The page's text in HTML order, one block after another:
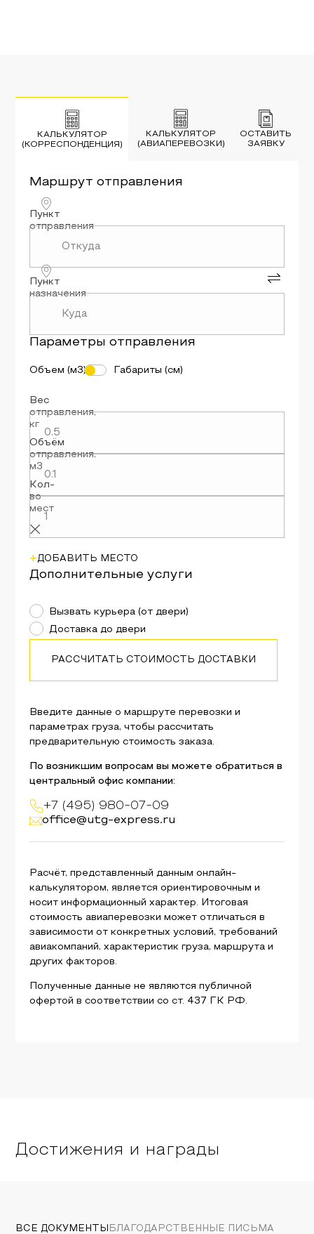
КАЛЬКУЛЯТОР
(КОРРЕСПОНДЕНЦИЯ)
КАЛЬКУЛЯТОР
(АВИАПЕРЕВОЗКИ)
ОСТАВИТЬ
ЗАЯВКУ
Введите данные о маршруте перевозки и
параметрах груза, чтобы рассчитать
предварительную стоимость заказа.
По возникшим вопросам вы можете обратиться в
центральный офис компании:
+7 (495) 980-07-09
office@utg-express.ru
Расчёт, представленный данным онлайн-
калькулятором, является ориентировочным и
носит информационный характер. Итоговая
стоимость авиаперевозки может отличаться в
зависимости от конкретных условий, требований
авиакомпаний, характеристик груза, маршрута и
других факторов.
Полученные данные не являются публичной
офертой в соответствии со ст. 437 ГК РФ.
Маршрутотправления
Пункт
отправления
Пункт
назначения
Параметрыотправления
Объем (м3) Габариты (см)
Вес
отправления,
кг
Объём
отправления,
м3
Кол-
во
мест
+ДОБАВИТЬ МЕСТО
Дополнительные услуги
Вызвать курьера (от двери)
Доставка до двери
РАССЧИТАТЬ СТОИМОСТЬ ДОСТАВКИ
Достижения и награды
ВСЕ ДОКУМЕНТЫ БЛАГОДАРСТВЕННЫЕ ПИСЬМА